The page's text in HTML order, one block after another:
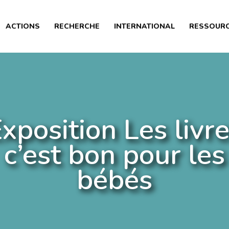
ACTIONS RECHERCHE INTERNATIONAL
Les
c’est bon pour les
bébés
ACTIONS
RECHERCHE
ARTICLES